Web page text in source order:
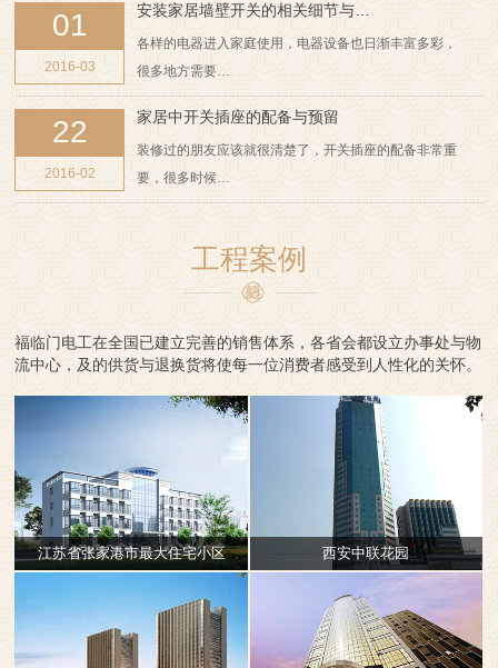
01
2016-03
安装家居墙壁开关的相关细节与…
各样的电器进入家庭使用，电器设备也日渐丰富多彩，
很多地方需要…
22
2016-02
家居中开关插座的配备与预留
装修过的朋友应该就很清楚了，开关插座的配备非常重
要，很多时候…
工程案例
福临门电工在全国已建立完善的销售体系，各省会都设立办事处与物
流中心，及的供货与退换货将使每一位消费者感受到人性化的关怀。
江苏省张家港市最大住宅小区 西安中联花园